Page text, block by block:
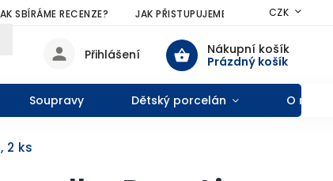
SBÍRÁME RECENZE? JAK PŘISTUPUJEME KE SLEVÁM?
CZK
Nákupní košík
Prázdný košík
Přihlášení
Soupravy Dětský porcelán O nás
2 ks